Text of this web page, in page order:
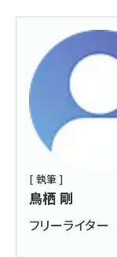
[ 執筆 ]
鳥栖 剛
フリーライター